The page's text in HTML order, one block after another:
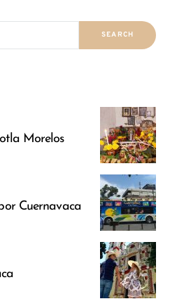
SEARCH
Morelos
Cuernavaca